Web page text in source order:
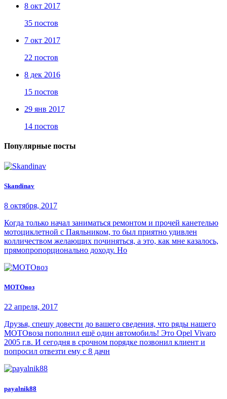
8 окт 2017
35 постов
7 окт 2017
22 постов
8 дек 2016
15 постов
29 янв 2017
14 постов
Популярные посты
Skandinav
8 октября, 2017
Когда только начал заниматься ремонтом и прочей канетелью
мотоциклетной с Паяльником, то был приятно удивлен
колличеством желающих починяться, а это, как мне казалось,
прямопропорционально доходу. Но
МОТОвоз
22 апреля, 2017
Друзья, спешу довести до вашего сведения, что ряды нашего
МОТОвоза пополнил ещё один автомобиль! Это Opel Vivaro
2005 г.в. И сегодня в срочном порядке позвонил клиент и
попросил отвезти ему с 8 дачн
payalnik88